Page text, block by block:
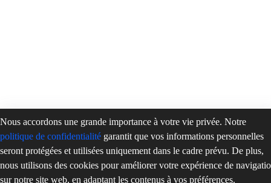
Nous accordons une grande importance à votre vie privée. Notre
politique de confidentialité garantit que vos informations personnelles
seront protégées et utilisées uniquement dans le cadre prévu. De plus,
nous utilisons des cookies pour améliorer votre expérience de
sur notre site web, en adaptant les contenus à vos préférences.